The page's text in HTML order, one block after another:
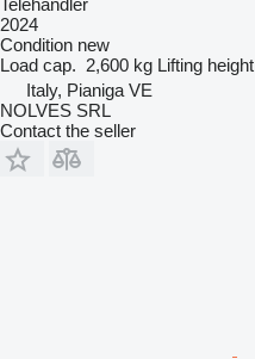
Telehandler
2024
Condition new
Load cap. 2,600 kg Lifting height
Italy, Pianiga VE
NOLVES SRL
Contact the seller